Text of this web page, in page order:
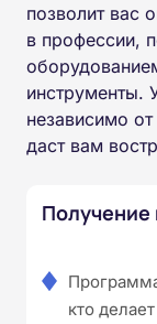
позволит вас
в профессии,
инструменты.
независимо
даст вам
Получение
кто